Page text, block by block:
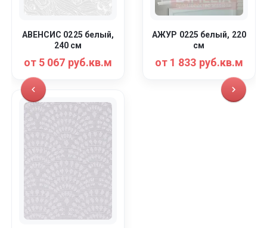
АВЕНСИС 0225 белый,
240 см
от 5 067 руб.кв.м
АЖУР 0225 белый, 220
см
от 1 833 руб.кв.м